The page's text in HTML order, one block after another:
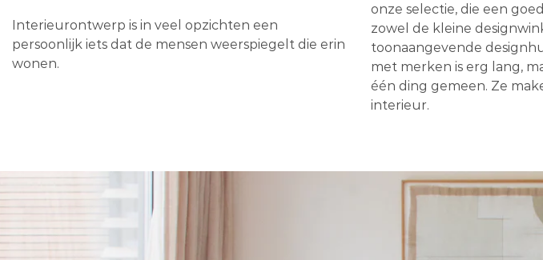
Interieurontwerp is in veel opzichten een
persoonlijk iets dat de mensen weerspiegelt die erin
wonen.
onze selectie, die een
zowel de kleine
toonaangevende
met merken is erg lang,
één ding gemeen. Ze
interieur.